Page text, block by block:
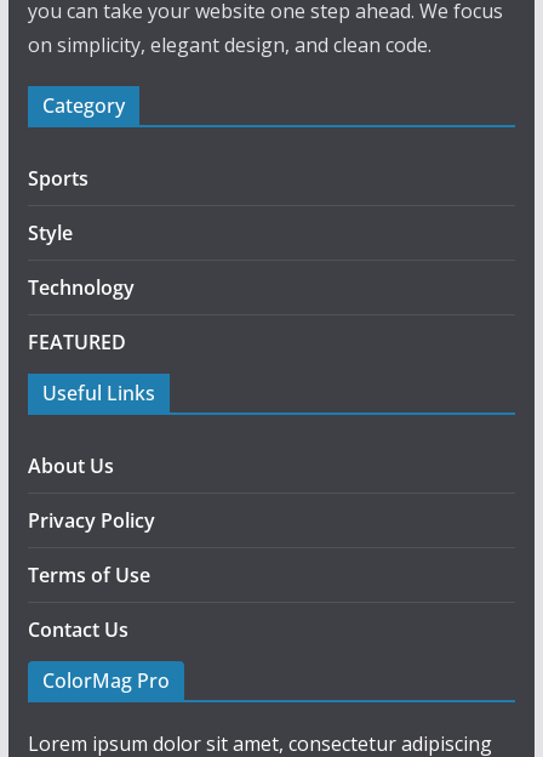
you can take your website one step ahead. We focus
on simplicity, elegant design, and clean code.
Category
Sports
Style
Technology
FEATURED
Useful Links
About Us
Privacy Policy
Terms of Use
Contact Us
ColorMag Pro
Lorem ipsum dolor sit amet, consectetur adipiscing